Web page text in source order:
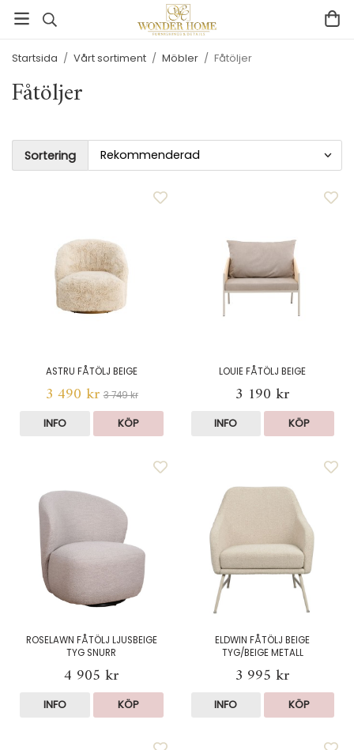
Startsida / Vårt sortiment / Möbler / Fåtöljer
Fåtöljer
Sortering
ASTRU FÅTÖLJ BEIGE
3 490 kr 3 749 kr
INFO KÖP
LOUIE FÅTÖLJ BEIGE
3 190 kr
INFO KÖP
ROSELAWN FÅTÖLJ LJUSBEIGE
TYG SNURR
4 905 kr
INFO KÖP
ELDWIN FÅTÖLJ BEIGE
TYG/BEIGE METALL
3 995 kr
INFO KÖP